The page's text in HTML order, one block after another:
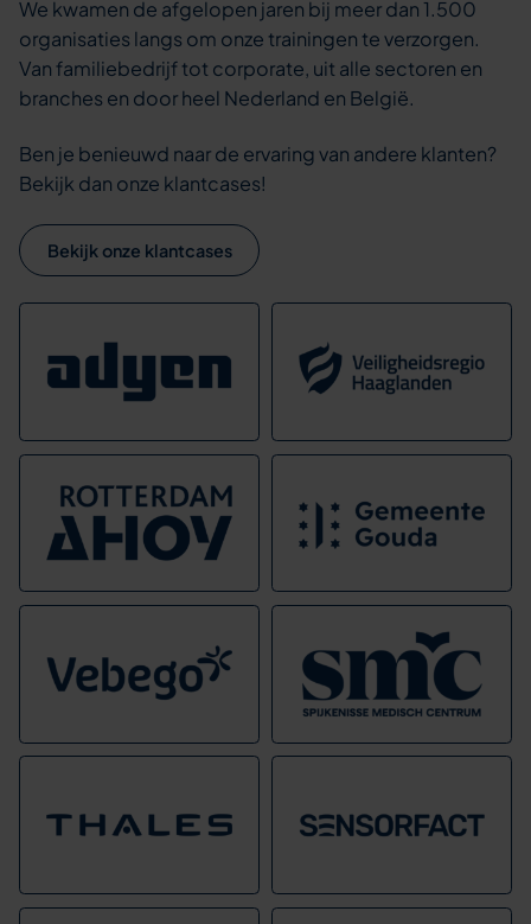
We kwamen de afgelopen jaren bij meer dan 1.500
organisaties langs om onze trainingen te verzorgen.
Van familiebedrijf tot corporate, uit alle sectoren en
branches en door heel Nederland en België.
Ben je benieuwd naar de ervaring van andere klanten?
Bekijk dan onze klantcases!
Bekijk onze klantcases